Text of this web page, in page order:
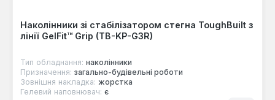
Наколінники зі стабілізатором стегна ToughBuilt з
лінії GelFit™ Grip (TB-KP-G3R)
Тип обладнання: наколінники
Призначення: загально-будівельні роботи
Зовнішня накладка: жорстка
Гелевий наповнювач: є